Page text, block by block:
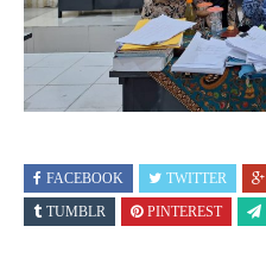
FACEBOOK TWITTER
TUMBLR
PINTEREST